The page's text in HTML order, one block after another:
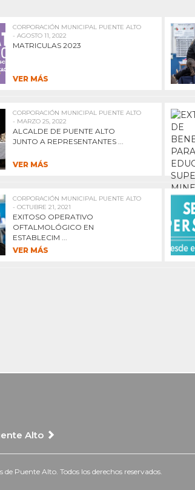
CORPORACIÓN MUNICIPAL PUENTE ALTO
- AGOSTO 11, 2022
MATRICULAS 2023
VER MÁS
CORPORACIÓN MUNICIPAL PUENTE ALTO
- MARZO 25, 2022
ALCALDE DE PUENTE ALTO
JUNTO A REPRESENTANTES ...
VER MÁS
CORPORACIÓN MUNICIPAL PUENTE ALTO
- OCTUBRE 21, 2021
EXITOSO OPERATIVO
OFTALMOLÓGICO EN
ESTABLECIM ...
VER MÁS
Alto
Puente Alto. Todos los derechos reservados.